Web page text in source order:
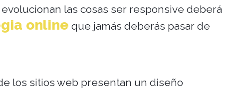
las cosas ser responsive deberá
online que jamás deberás pasar de
los sitios web presentan un diseño